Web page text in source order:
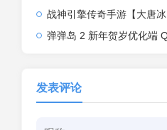
战神引擎传奇手游【大唐冰雪完整版裤衩7.0免授权】2026整理特色
弹弹岛 2 新年贺岁优化端 Q 萌弹射手游 一键单机端
发表评论